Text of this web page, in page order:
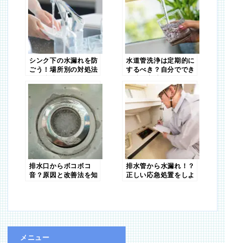
シンク下の水漏れを防
ごう！場所別の対処法
水道管洗浄は定期的に
するべき？自分ででき
排水口からボコボコ
音？原因と改善法を知
排水管から水漏れ！？
正しい応急処置をしよ
メニュー